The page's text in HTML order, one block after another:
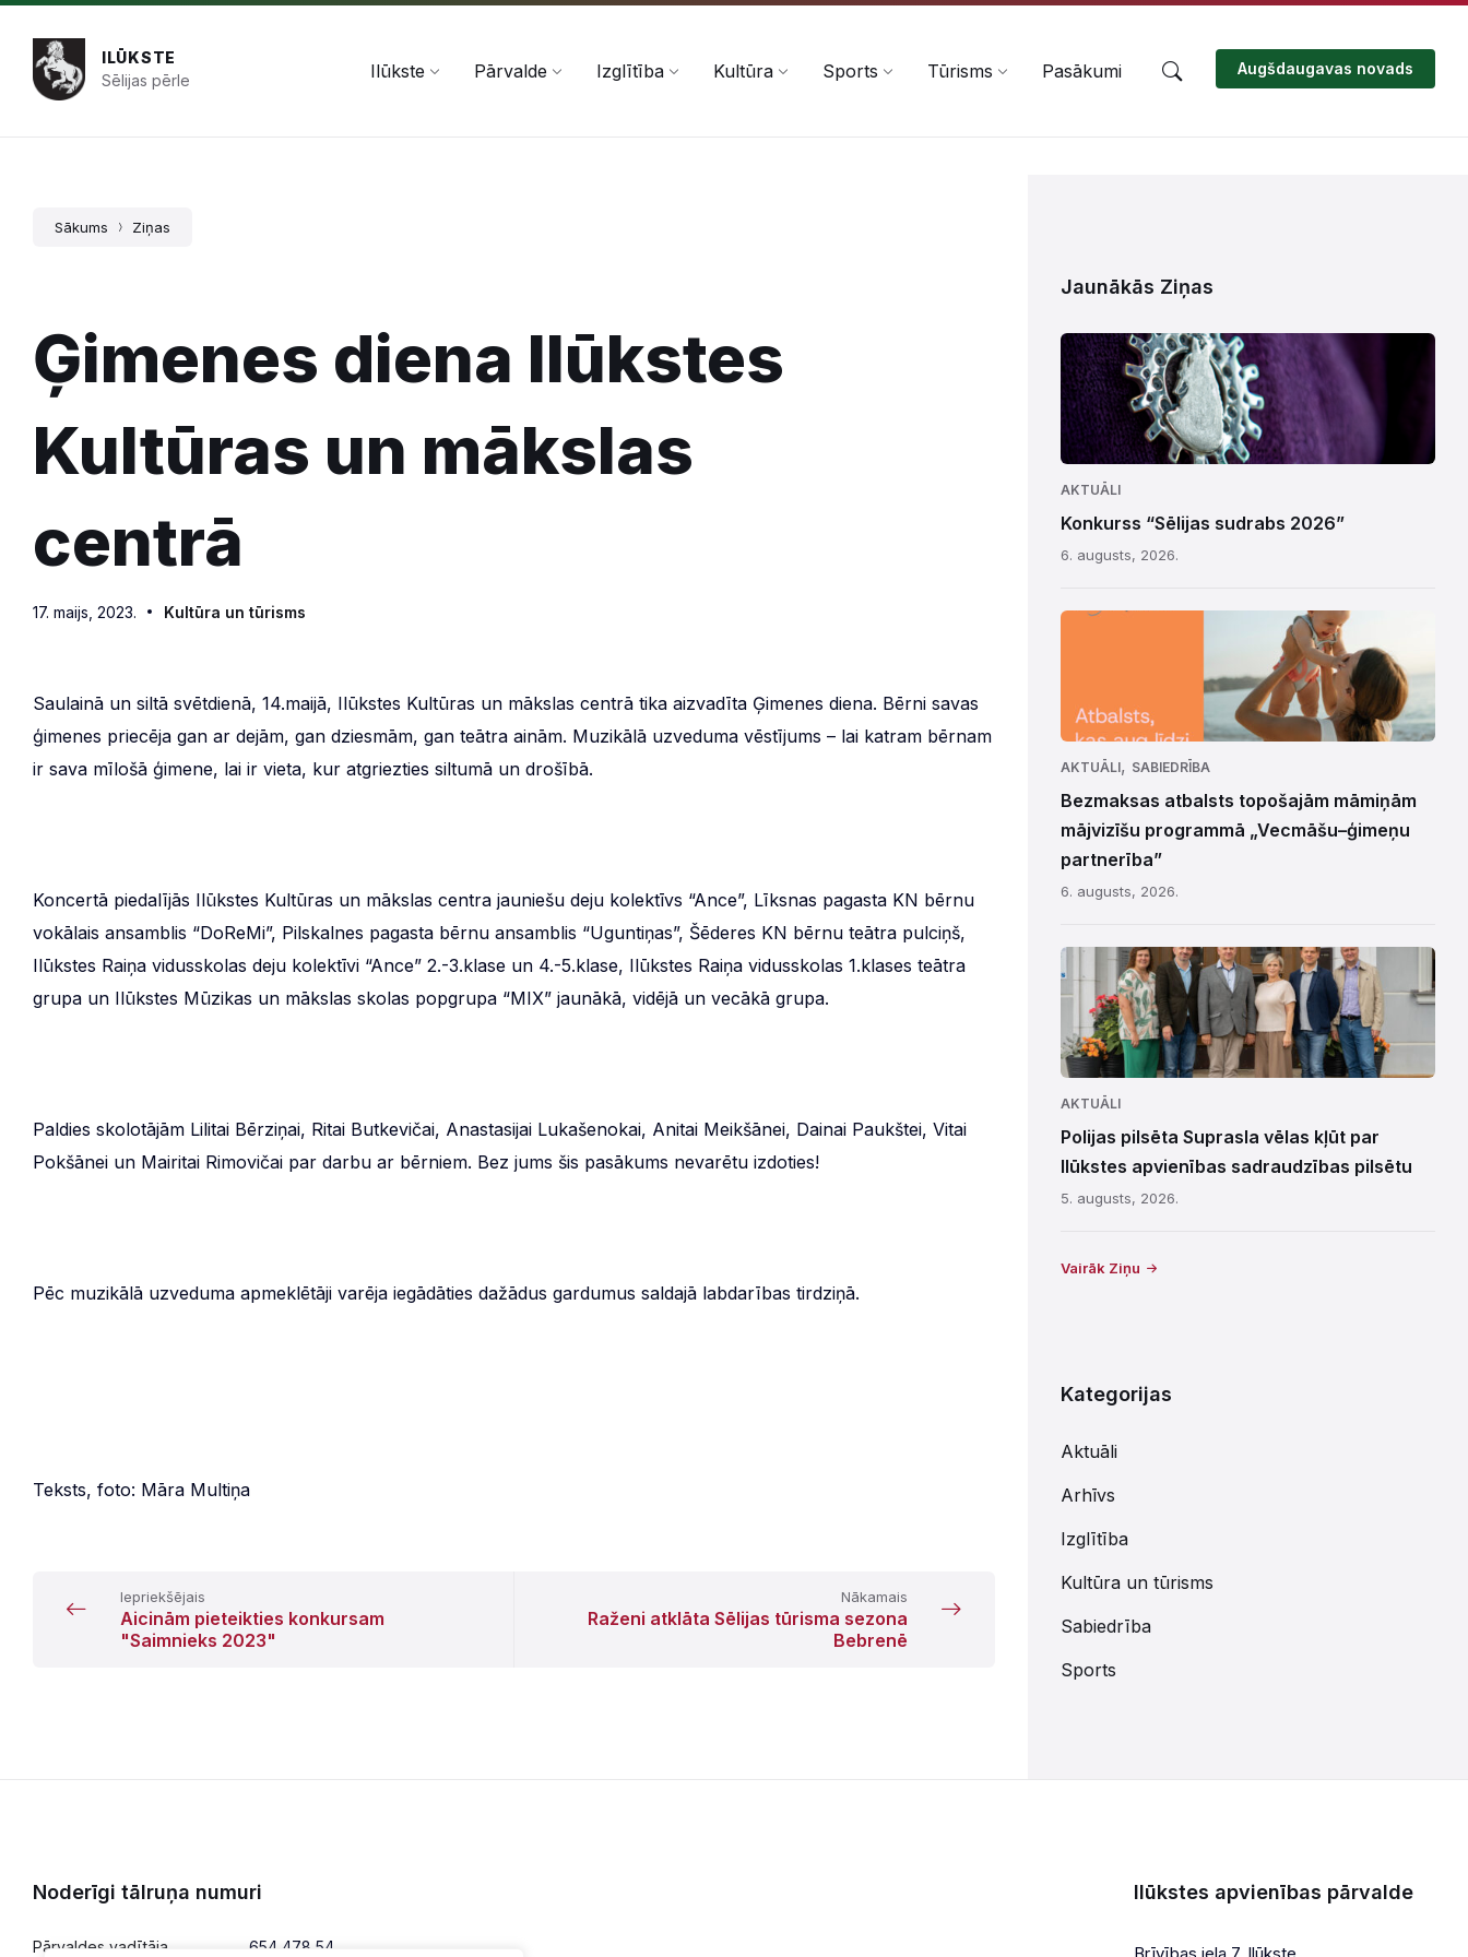
Pāriet
saturu
Skip
navigation
Skip
footer
ILŪKSTE
Sēlijas pērle
Ilūkste Pārvalde Izglītība Kultūra Sports Tūrisms Pasākumi Augšdaugavas novads
Sākums Ziņas
Ģimenes diena Ilūkstes
Kultūras un mākslas
centrā
17. maijs, 2023. Kultūra un tūrisms
Saulainā un siltā svētdienā, 14.maijā, Ilūkstes Kultūras un mākslas centrā tika aizvadīta Ģimenes diena. Bērni savas
ģimenes priecēja gan ar dejām, gan dziesmām, gan teātra ainām. Muzikālā uzveduma vēstījums – lai katram bērnam
ir sava mīlošā ģimene, lai ir vieta, kur atgriezties siltumā un drošībā.
Koncertā piedalījās Ilūkstes Kultūras un mākslas centra jauniešu deju kolektīvs “Ance”, Līksnas pagasta KN bērnu
vokālais ansamblis “DoReMi”, Pilskalnes pagasta bērnu ansamblis “Uguntiņas”, Šēderes KN bērnu teātra pulciņš,
Ilūkstes Raiņa vidusskolas deju kolektīvi “Ance” 2.-3.klase un 4.-5.klase, Ilūkstes Raiņa vidusskolas 1.klases teātra
grupa un Ilūkstes Mūzikas un mākslas skolas popgrupa “MIX” jaunākā, vidējā un vecākā grupa.
Paldies skolotājām Lilitai Bērziņai, Ritai Butkevičai, Anastasijai Lukašenokai, Anitai Meikšānei, Dainai Paukštei, Vitai
Pokšānei un Mairitai Rimovičai par darbu ar bērniem. Bez jums šis pasākums nevarētu izdoties!
Pēc muzikālā uzveduma apmeklētāji varēja iegādāties dažādus gardumus saldajā labdarības tirdziņā.
Teksts, foto: Māra Multiņa
Iepriekšējais
Aicinām pieteikties konkursam
"Saimnieks 2023"
Nākamais
Raženi atklāta Sēlijas tūrisma sezona
Bebrenē
Jaunākās Ziņas
AKTUĀLI
Konkurss “Sēlijas sudrabs 2026”
6. augusts, 2026.
AKTUĀLI, SABIEDRĪBA
Bezmaksas atbalsts topošajām māmiņām
mājvizīšu programmā „Vecmāšu–ģimeņu
partnerība”
6. augusts, 2026.
AKTUĀLI
Polijas pilsēta Suprasla vēlas kļūt par
Ilūkstes apvienības sadraudzības pilsētu
5. augusts, 2026.
Vairāk Ziņu
Kategorijas
Aktuāli
Arhīvs
Izglītība
Kultūra un tūrisms
Sabiedrība
Sports
Noderīgi tālruņa numuri
Pārvaldes vadītāja 654 478 54
Ilūkstes apvienības pārvalde